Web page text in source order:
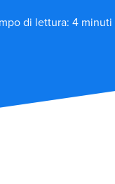
di lettura: 4 minuti